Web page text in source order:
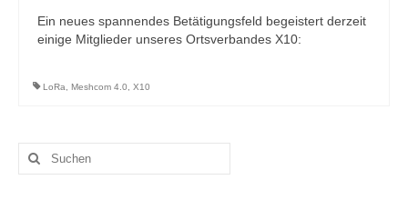
Ein neues spannendes Betätigungsfeld begeistert derzeit
einige Mitglieder unseres Ortsverbandes X10:
LoRa Meshcom 4.0 X10
Suchen
nach: